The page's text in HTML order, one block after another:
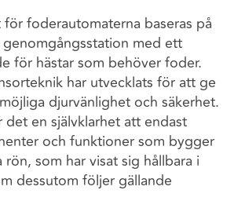
foderautomaterna baseras på
med ett
för hästar som behöver foder.
har utvecklats för att ge
djurvänlighet och säkerhet.
det en självklarhet att endast
och funktioner som bygger
som har visat sig hållbara i
dessutom följer gällande